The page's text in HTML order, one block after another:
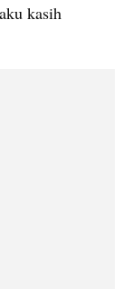
kasih